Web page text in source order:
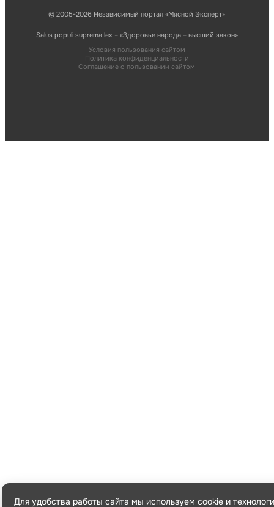
© 2005-2026 Независимый портал «Мясной Эксперт»
Salus populi suprema lex – «Здоровье народа – высший закон»
Условия пользования сайтом
Политика конфиденциальности
Соглашение о пользовании сайтом
Для удобства работы сайта мы используем cookie и